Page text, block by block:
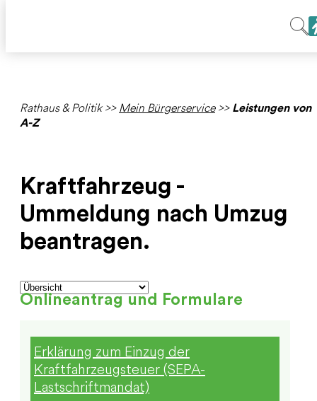
Rathaus & Politik>> Mein Bürgerservice>> Leistungen von
A-Z
Kraftfahrzeug -
Ummeldung nach Umzug
beantragen.
Onlineantrag und Formulare
Erklärung zum Einzug der
Kraftfahrzeugsteuer (SEPA-
Lastschriftmandat)